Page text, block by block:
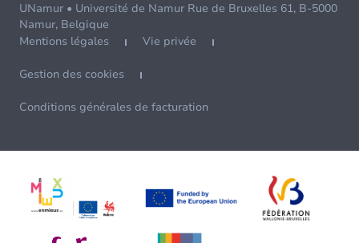
UNamur • Université de Namur Rue de Bruxelles 61, B-5000
Namur, Belgique
Mentions légales
Vie privée
Gestion des cookies
Conditions générales de facturation